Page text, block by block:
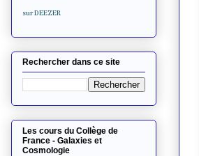
sur DEEZER
Rechercher dans ce site
Les cours du Collège de
France - Galaxies et
Cosmologie